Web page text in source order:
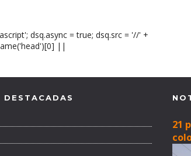
dsq.async = true; dsq.src = '//' +
||
21